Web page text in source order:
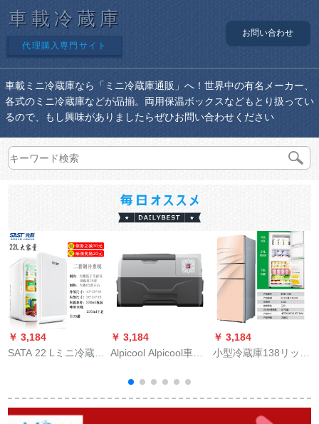
車載冷蔵庫
代理購入専門サイト
お問い合わせ
車載ミニ冷蔵庫なら「ミニ冷蔵庫通販」へ！世界中の有名メーカー、
各式のミニ冷蔵庫などが品揃。両用保温ボックスなどもとり扱ってい
るので、もし興味がありましたらぜひお問い合わせください
￥ 3,184
SATA 22 Lミニ冷蔵庫
家庭用22 Lパンハウ
スハウス
￥ 3,184
Alpicool Alpicool車載
ター冷凍車家兼用冷
凍ミニ冷蔵庫30 L便
￥ 3,184
小型冷蔵庫138リット
冷蔵庫静音両門118リ
ットBシルバー-6年間